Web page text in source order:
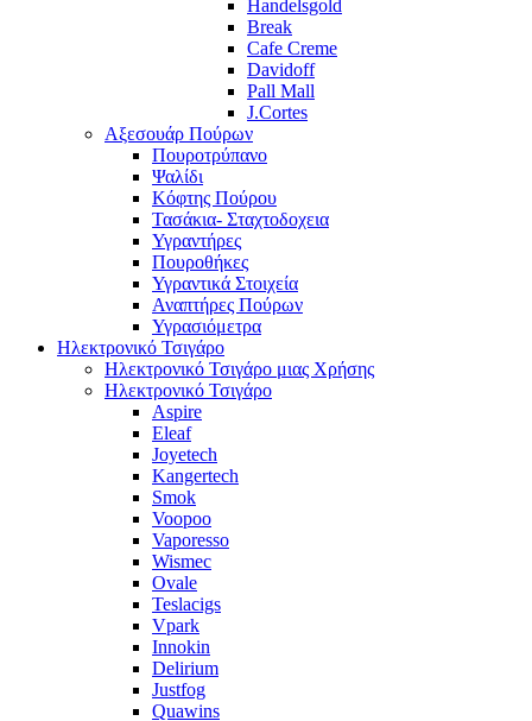
Handelsgold
Break
Cafe Creme
Davidoff
Pall Mall
J.Cortes
Αξεσουάρ Πούρων
Πουροτρύπανο
Ψαλίδι
Κόφτης Πούρου
Τασάκια- Σταχτοδοχεια
Υγραντήρες
Πουροθήκες
Υγραντικά Στοιχεία
Αναπτήρες Πούρων
Υγρασιόμετρα
Ηλεκτρονικό Τσιγάρο
Ηλεκτρονικό Τσιγάρο μιας Χρήσης
Ηλεκτρονικό Τσιγάρο
Aspire
Eleaf
Joyetech
Kangertech
Smok
Voopoo
Vaporesso
Wismec
Ovale
Teslacigs
Vpark
Innokin
Delirium
Justfog
Quawins